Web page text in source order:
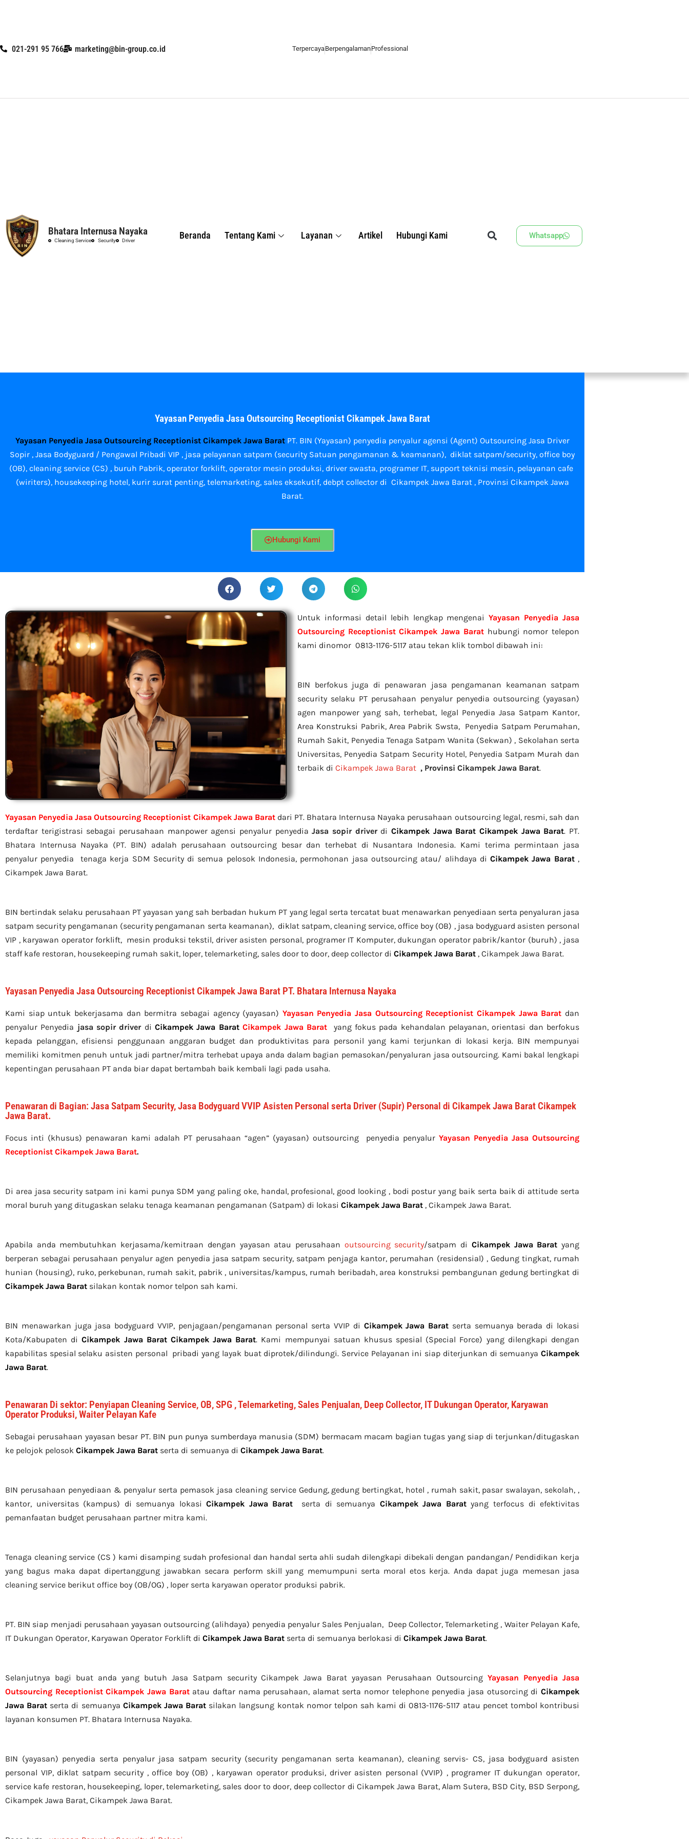
021-291 95 766 marketing@bin-group.co.id TerpercayaBerpengalamanProfessional
Bhatara Internusa Nayaka
Cleaning Service Security Driver Beranda Tentang Kami Layanan Artikel Hubungi Kami Whatsapp
Yayasan Penyedia Jasa Outsourcing Receptionist Cikampek Jawa Barat
Yayasan Penyedia Jasa Outsourcing Receptionist Cikampek Jawa BaratPT. BIN (Yayasan) penyedia penyalur agensi (Agent) Outsourcing Jasa Driver
Sopir , Jasa Bodyguard / Pengawal Pribadi VIP , jasa pelayanan satpam (security Satuan pengamanan & keamanan), diklat satpam/security, office boy
(OB), cleaning service (CS) , buruh Pabrik, operator forklift, operator mesin produksi, driver swasta, programer IT, support teknisi mesin, pelayanan cafe
(wiriters), housekeeping hotel, kurir surat penting, telemarketing, sales eksekutif, debpt collector di Cikampek Jawa Barat , Provinsi Cikampek Jawa
Barat.
Hubungi Kami
Untuk informasi detail lebih lengkap mengenaiYayasan Penyedia Jasa
Outsourcing Receptionist Cikampek Jawa Barathubungi nomor telepon
kami dinomor 0813-1176-5117 atau tekan klik tombol dibawah ini:
BIN berfokus juga di penawaran jasa pengamanan keamanan satpam
security selaku PT perusahaan penyalur penyedia outsourcing (yayasan)
agen manpower yang sah, terhebat, legal Penyedia Jasa Satpam Kantor,
Area Konstruksi Pabrik, Area Pabrik Swsta, Penyedia Satpam Perumahan,
Rumah Sakit, Penyedia Tenaga Satpam Wanita (Sekwan) , Sekolahan serta
Universitas, Penyedia Satpam Security Hotel, Penyedia Satpam Murah dan
terbaik di Cikampek Jawa Barat , Provinsi Cikampek Jawa Barat.
Yayasan Penyedia Jasa Outsourcing Receptionist Cikampek Jawa Barat dari PT. Bhatara Internusa Nayaka perusahaan outsourcing legal, resmi, sah dan
terdaftar terigistrasi sebagai perusahaan manpower agensi penyalur penyediaJasa sopir driverdiCikampek Jawa Barat Cikampek Jawa Barat. PT.
Bhatara Internusa Nayaka (PT. BIN) adalah perusahaan outsourcing besar dan terhebat di Nusantara Indonesia. Kami terima permintaan jasa
penyalur penyedia tenaga kerja SDM Security di semua pelosok Indonesia, permohonan jasa outsourcing atau/ alihdaya diCikampek Jawa Barat ,
Cikampek Jawa Barat.
BIN bertindak selaku perusahaan PT yayasan yang sah berbadan hukum PT yang legal serta tercatat buat menawarkan penyediaan serta penyaluran jasa
satpam security pengamanan (security pengamanan serta keamanan), diklat satpam,cleaning service, office boy (OB) , jasa bodyguard asisten personal
VIP , karyawan operator forklift, mesin produksi tekstil, driver asisten personal, programer IT Komputer, dukungan operator pabrik/kantor (buruh) , jasa
staff kafe restoran, housekeeping rumah sakit, loper, telemarketing, sales door to door, deep collector di Cikampek Jawa Barat , Cikampek Jawa Barat.
Yayasan Penyedia Jasa Outsourcing Receptionist Cikampek Jawa Barat PT. Bhatara Internusa Nayaka
Kami siap untuk bekerjasama dan bermitra sebagai agency (yayasan) Yayasan Penyedia Jasa Outsourcing Receptionist Cikampek Jawa Barat dan
penyalur Penyedia jasa sopir driverdiCikampek Jawa BaratCikampek Jawa Barat
yang fokus pada kehandalan pelayanan, orientasi dan berfokus
kepada pelanggan, efisiensi penggunaan anggaran budget dan produktivitas para personil yang kami terjunkan di lokasi kerja. BIN mempunyai
memiliki komitmen penuh untuk jadi partner/mitra terhebat upaya anda dalam bagian pemasokan/penyaluran jasa outsourcing. Kami bakal lengkapi
kepentingan perusahaan PT anda biar dapat bertambah baik kembali lagi pada usaha.
Penawaran di Bagian: Jasa Satpam Security, Jasa Bodyguard VVIP Asisten Personal serta Driver (Supir) Personal di Cikampek Jawa Barat Cikampek
Jawa Barat.
Focus inti (khusus) penawaran kami adalah PT perusahaan “agen” (yayasan) outsourcing penyedia penyalur Yayasan Penyedia Jasa Outsourcing
Receptionist Cikampek Jawa Barat.
Di area jasa security satpam ini kami punya SDM yang paling oke, handal, profesional, good looking , bodi postur yang baik serta baik di attitude serta
moral buruh yang ditugaskan selaku tenaga keamanan pengamanan (Satpam) di lokasi Cikampek Jawa Barat , Cikampek Jawa Barat.
Apabila anda membutuhkan kerjasama/kemitraan dengan yayasan atau perusahaan outsourcing security/satpam di Cikampek Jawa Barat yang
berperan sebagai perusahaan penyalur agen penyedia jasa satpam security, satpam penjaga kantor, perumahan (residensial) , Gedung tingkat, rumah
hunian (housing), ruko, perkebunan, rumah sakit, pabrik, universitas/kampus, rumah beribadah, area konstruksi pembangunan gedung bertingkat di
Cikampek Jawa Barat silakan kontak nomor telpon sah kami.
BIN menawarkan juga jasa bodyguard VVIP, penjagaan/pengamanan personal serta VVIP di Cikampek Jawa Barat serta semuanya berada di lokasi
Kota/Kabupaten diCikampek Jawa BaratCikampek Jawa Barat. Kami mempunyai satuan khusus spesial (Special Force) yang dilengkapi dengan
kapabilitas spesial selaku asisten personal pribadi yang layak buat diprotek/dilindungi. Service Pelayanan ini siap diterjunkan di semuanya Cikampek
Jawa Barat.
Penawaran Di sektor: Penyiapan Cleaning Service, OB, SPG , Telemarketing, Sales Penjualan, Deep Collector, IT Dukungan Operator, Karyawan
Operator Produksi, Waiter Pelayan Kafe
Sebagai perusahaan yayasan besar PT. BIN pun punya sumberdaya manusia (SDM) bermacam macam bagian tugas yang siap di terjunkan/ditugaskan
ke pelojok pelosok Cikampek Jawa Barat serta di semuanya di Cikampek Jawa Barat.
BIN perusahaan penyediaan & penyalur serta pemasok jasa cleaning service Gedung, gedung bertingkat, hotel , rumah sakit, pasar swalayan, sekolah, ,
kantor, universitas (kampus) di semuanya lokasiCikampek Jawa Barat serta di semuanya Cikampek Jawa Baratyang terfocus di efektivitas
pemanfaatan budget perusahaan partner mitra kami.
Tenaga cleaning service (CS ) kami disamping sudah profesional dan handal serta ahli sudah dilengkapi dibekali dengan pandangan/ Pendidikan kerja
yang bagus maka dapat dipertanggung jawabkan secara perform skill yang memumpuni serta moral etos kerja. Anda dapat juga memesan jasa
cleaning service berikut office boy (OB/OG) , loper serta karyawan operator produksi pabrik.
PT. BIN siap menjadi perusahaan yayasan outsourcing (alihdaya) penyedia penyalur Sales Penjualan, Deep Collector,Telemarketing , Waiter Pelayan Kafe,
IT Dukungan Operator, Karyawan Operator Forklift di Cikampek Jawa Barat serta di semuanya berlokasi di Cikampek Jawa Barat.
Selanjutnya bagi buat anda yang butuh Jasa Satpam security Cikampek Jawa Barat yayasan Perusahaan OutsourcingYayasan Penyedia Jasa
Outsourcing Receptionist Cikampek Jawa Barat atau daftar nama perusahaan, alamat serta nomor telephone penyedia jasa otusorcing diCikampek
Jawa Barat serta di semuanya Cikampek Jawa Barat silakan langsung kontak nomor telpon sah kami di 0813-1176-5117 atau pencet tombol kontribusi
layanan konsumen PT. Bhatara Internusa Nayaka.
BIN (yayasan) penyedia serta penyalur jasa satpam security (security pengamanan serta keamanan), cleaning servis- CS, jasa bodyguard asisten
personal VIP, diklat satpam security , office boy (OB) , karyawan operator produksi, driver asisten personal (VVIP) , programer IT dukungan operator,
service kafe restoran, housekeeping, loper, telemarketing, sales door to door, deep collector di Cikampek Jawa Barat, Alam Sutera, BSD City, BSD Serpong,
Cikampek Jawa Barat, Cikampek Jawa Barat.